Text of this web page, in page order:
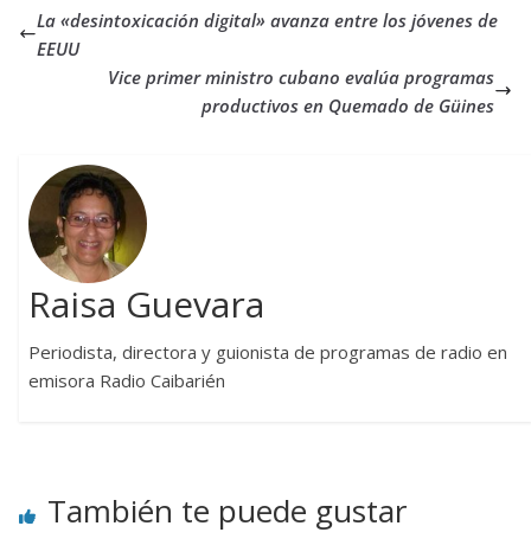
La «desintoxicación digital» avanza entre los jóvenes de
EEUU
Vice primer ministro cubano evalúa programas
productivos en Quemado de Güines
Raisa Guevara
Periodista, directora y guionista de programas de radio en
emisora Radio Caibarién
También te puede gustar